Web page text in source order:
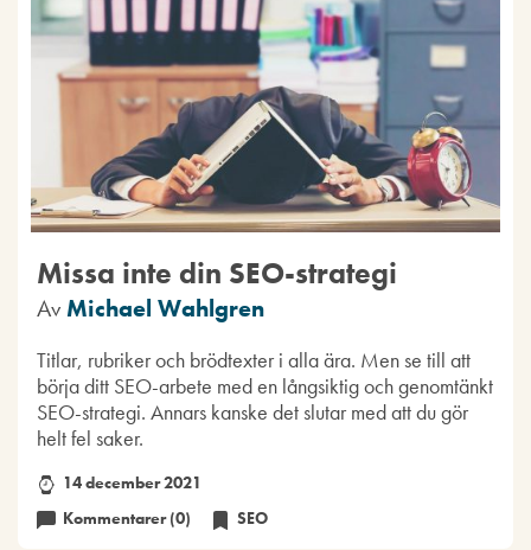
Missa inte din SEO-strategi
Av Michael Wahlgren
Titlar, rubriker och brödtexter i alla ära. Men se till att
börja ditt SEO-arbete med en långsiktig och genomtänkt
SEO-strategi. Annars kanske det slutar med att du gör
helt fel saker.
14 december 2021
Kommentarer (0)
SEO